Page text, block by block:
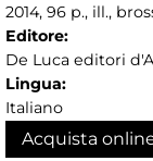
2014, 96 p., ill.,
Editore:
De Luca editori
Lingua:
Italiano
Acquista